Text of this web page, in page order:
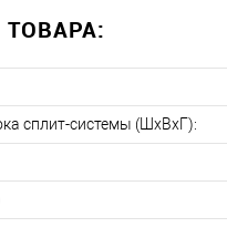
сплит-системы (ШxВxГ):